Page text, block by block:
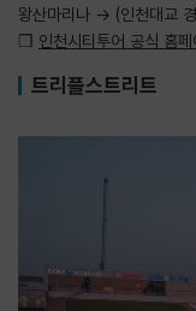
왕산마리나 → (인천대교
❒ 인천시티투어 공식 홈페
트리플스트리트